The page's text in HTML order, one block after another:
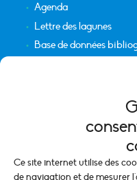
Ce site internet utilise des
de navigation et de mesurer
Agenda
Lettre des lagunes
Base de données
Mentions légales
Politique de cookies